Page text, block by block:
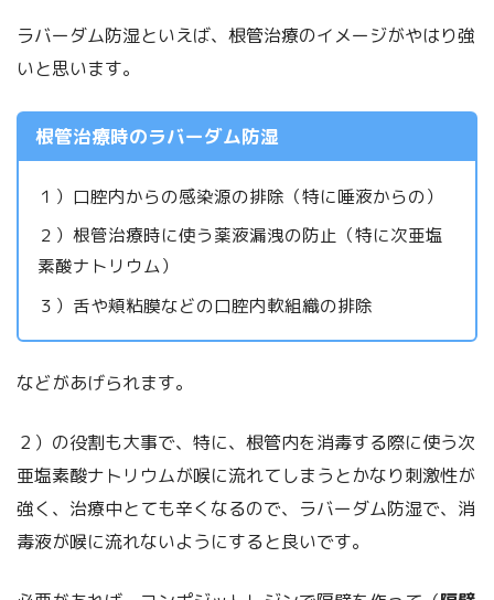
ラバーダム防湿といえば、根管治療のイメージがやはり強
いと思います。
根管治療時のラバーダム防湿
１）口腔内からの感染源の排除（特に唾液からの）
２）根管治療時に使う薬液漏洩の防止（特に次亜塩
素酸ナトリウム）
３）舌や頬粘膜などの口腔内軟組織の排除
などがあげられます。
２）の役割も大事で、特に、根管内を消毒する際に使う次
亜塩素酸ナトリウムが喉に流れてしまうとかなり刺激性が
強く、治療中とても辛くなるので、ラバーダム防湿で、消
毒液が喉に流れないようにすると良いです。